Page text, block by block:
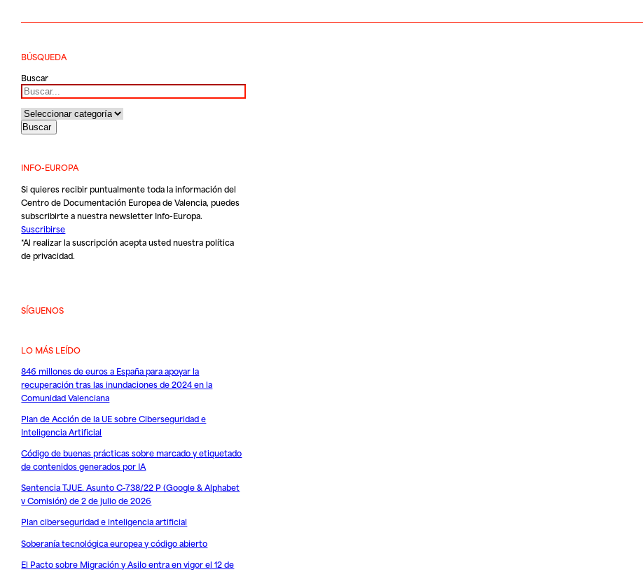
BÚSQUEDA
Buscar
INFO-EUROPA
Si quieres recibir puntualmente toda la información del
Centro de Documentación Europea de Valencia, puedes
subscribirte a nuestra newsletter Info-Europa.
Suscribirse
*Al realizar la suscripción acepta usted nuestrapolítica
de privacidad.
SÍGUENOS
LO MÁS LEÍDO
846 millones de euros a España para apoyar la
recuperación tras las inundaciones de 2024 en la
Comunidad Valenciana
Plan de Acción de la UE sobre Ciberseguridad e
Inteligencia Artificial
Código de buenas prácticas sobre marcado y etiquetado
de contenidos generados por IA
Sentencia TJUE. Asunto C-738/22 P (Google & Alphabet
v Comisión) de 2 de julio de 2026
Plan ciberseguridad e inteligencia artificial
Soberanía tecnológica europea y código abierto
El Pacto sobre Migración y Asilo entra en vigor el 12 de